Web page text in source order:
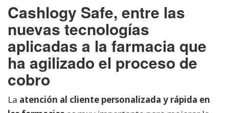
Cashlogy Safe, entre las
nuevas tecnologías
aplicadas a la farmacia que
ha agilizado el proceso de
cobro
La atención al cliente personalizada y rápida en